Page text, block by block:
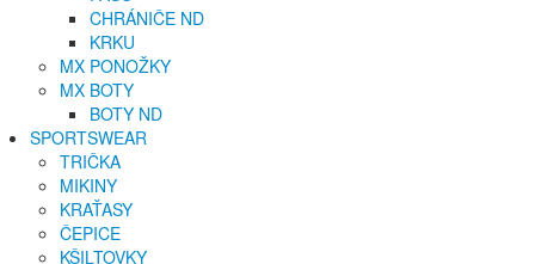
CHRÁNIČE ND
KRKU
MX PONOŽKY
MX BOTY
BOTY ND
SPORTSWEAR
TRIČKA
MIKINY
KRAŤASY
ČEPICE
KŠILTOVKY